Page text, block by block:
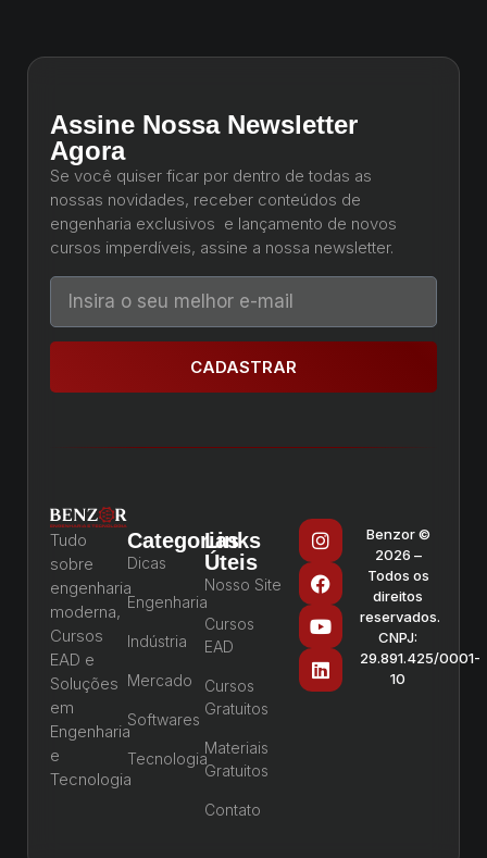
Assine Nossa Newsletter
Agora
Se você quiser ficar por dentro de todas as
nossas novidades, receber conteúdos de
engenharia exclusivos e lançamento de novos
cursos imperdíveis, assine a nossa newsletter.
CADASTRAR
Tudo
sobre
engenharia
moderna,
Cursos
EAD e
Soluções
em
Engenharia
e
Tecnologia
Categorias
Dicas
Engenharia
Indústria
Mercado
Softwares
Tecnologia
Links
Úteis
Nosso Site
Cursos
EAD
Cursos
Gratuitos
Materiais
Gratuitos
Contato
Benzor ©
2026 –
Todos os
direitos
reservados.
CNPJ:
29.891.425/0001-
10